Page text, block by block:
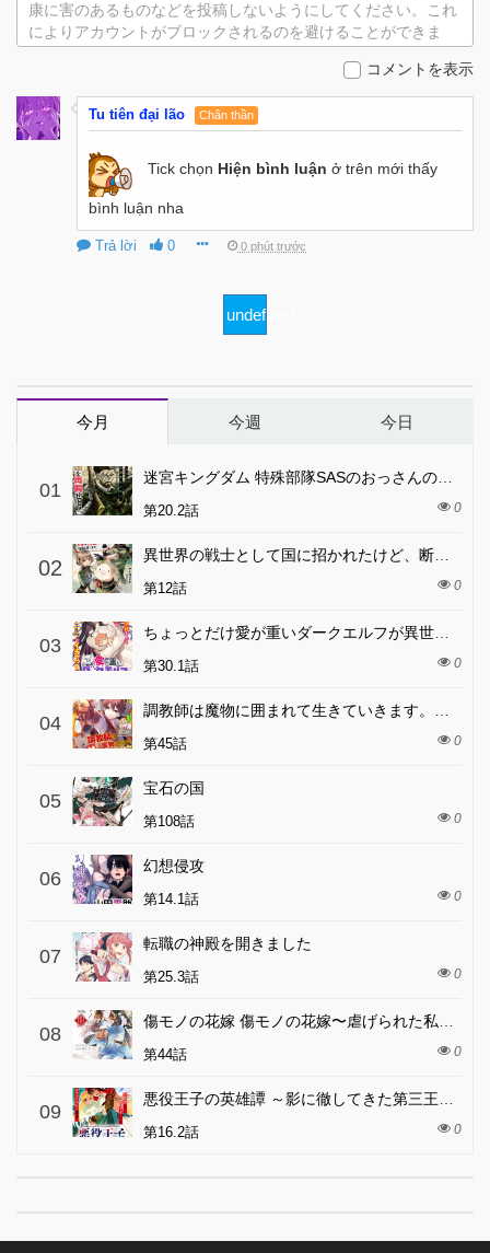
康に害のあるものなどを投稿しないようにしてください。これ
によりアカウントがブロックされるのを避けることができま
コメントを表示
Tu tiên đại lão Chân thần
Tick chọn Hiện bình luận ở trên mới thấy
bình luận nha
Trả lời 0 0 phút trước
undefined
今月 今週 今日
01
第20.2話 0
02
第12話 0
03
第30.1話 0
04
第45話 0
05
宝石の国
第108話 0
06
幻想侵攻
第14.1話 0
07
転職の神殿を開きました
第25.3話 0
08
第44話 0
09
第16.2話 0